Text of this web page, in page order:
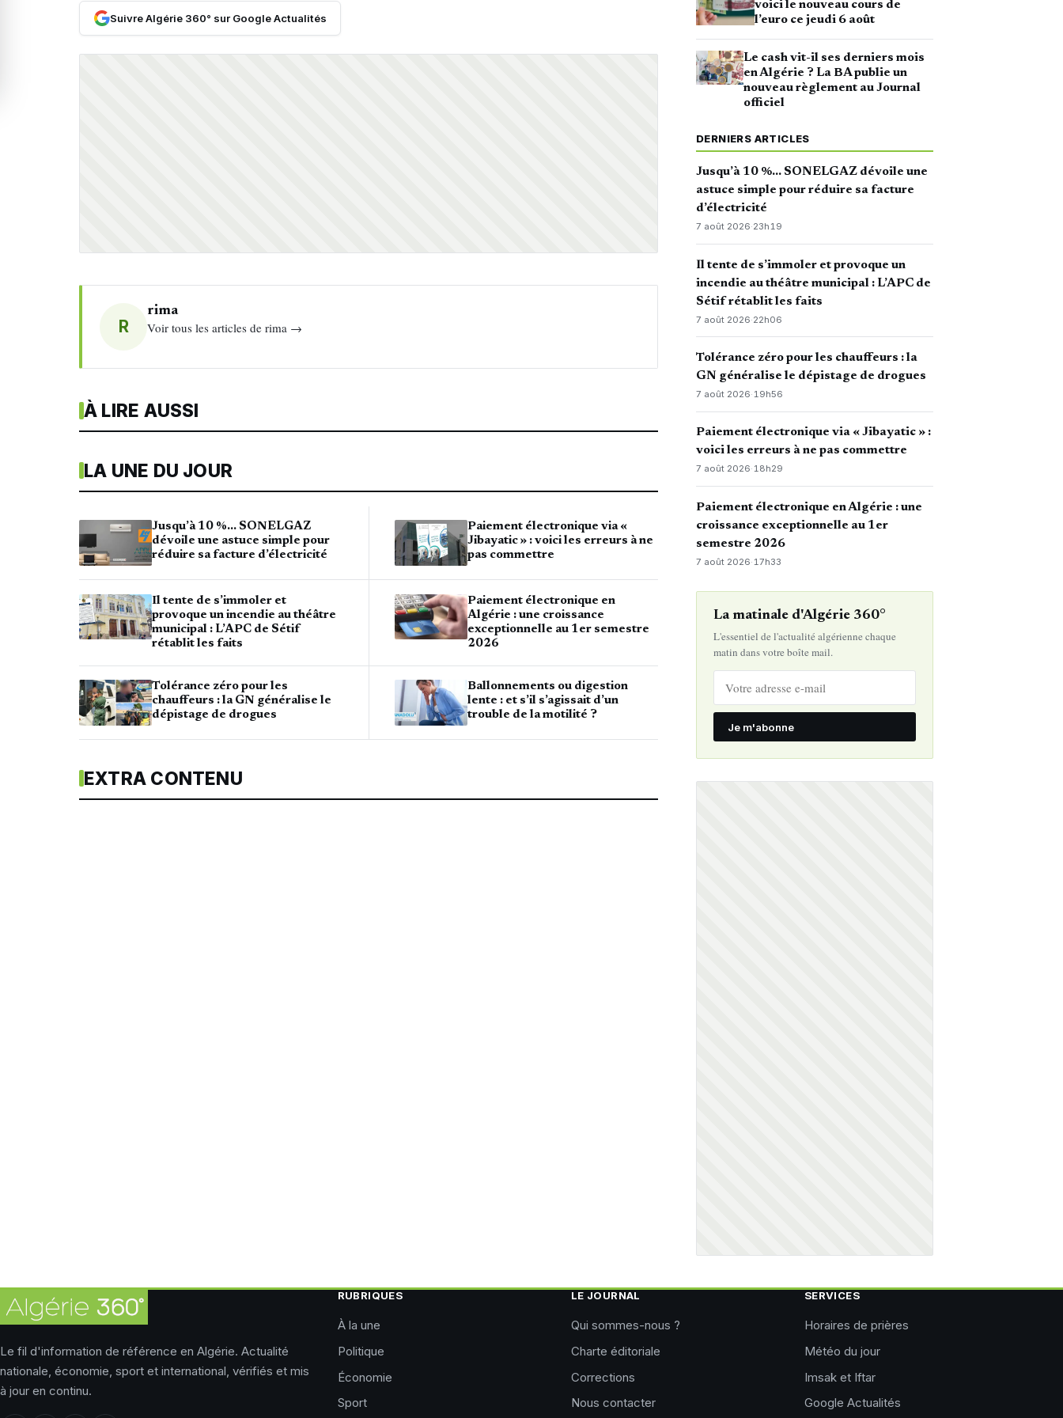
Suivre Algérie 360° sur Google Actualités
R
rima
Voir tous les articles de rima →
À LIRE AUSSI
LA UNE DU JOUR
Jusqu’à 10 %… SONELGAZ
dévoile une astuce simple pour
réduire sa facture d’électricité
Il tente de s’immoler et
provoque un incendie au théâtre
municipal : L’APC de Sétif
rétablit les faits
Tolérance zéro pour les
chauffeurs : la GN généralise le
dépistage de drogues
Paiement électronique via «
Jibayatic » : voici les erreurs à ne
pas commettre
Paiement électronique en
Algérie : une croissance
exceptionnelle au 1er semestre
2026
Ballonnements ou digestion
lente : et s’il s’agissait d’un
trouble de la motilité ?
EXTRA CONTENU
voici le nouveau cours de
l’euro ce jeudi 6 août
Le cash vit-il ses derniers mois
en Algérie ? La BA publie un
nouveau règlement au Journal
officiel
DERNIERS ARTICLES
Jusqu’à 10 %… SONELGAZ dévoile une
astuce simple pour réduire sa facture
d’électricité
7 août 2026·23h19
Il tente de s’immoler et provoque un
incendie au théâtre municipal : L’APC de
Sétif rétablit les faits
7 août 2026·22h06
Tolérance zéro pour les chauffeurs : la
GN généralise le dépistage de drogues
7 août 2026·19h56
Paiement électronique via « Jibayatic » :
voici les erreurs à ne pas commettre
7 août 2026·18h29
Paiement électronique en Algérie : une
croissance exceptionnelle au 1er
semestre 2026
7 août 2026· 17h33
La matinale d'Algérie 360°
L'essentiel de l'actualité algérienne chaque
matin dans votre boîte mail.
Je m'abonne
Le fil d'information de référence en Algérie. Actualité
nationale, économie, sport et international, vérifiés et mis
à jour en continu.
RUBRIQUES
À la une
Politique
Économie
Sport
LE JOURNAL
Qui sommes-nous ?
Charte éditoriale
Corrections
Nous contacter
SERVICES
Horaires de prières
Météo du jour
Imsak et Iftar
Google Actualités